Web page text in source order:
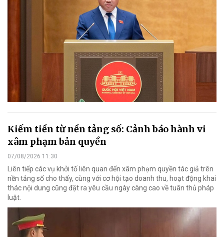
Kiếm tiền từ nền tảng số: Cảnh báo hành vi
xâm phạm bản quyền
07/08/2026 11:30
Liên tiếp các vụ khởi tố liên quan đến xâm phạm quyền tác giả trên
nền tảng số cho thấy, cùng với cơ hội tạo doanh thu, hoạt động khai
thác nội dung cũng đặt ra yêu cầu ngày càng cao về tuân thủ pháp
luật.